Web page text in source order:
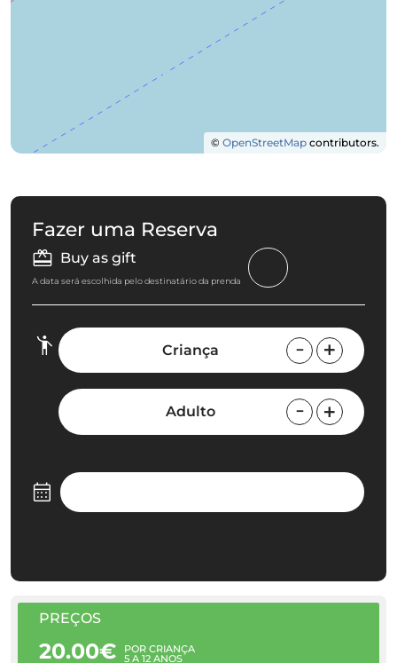
© OpenStreetMap contributors.
Fazer uma Reserva
Buy as gift
A data será escolhida pelo destinatário da prenda
Criança
Adulto
PREÇOS
20.00€ POR CRIANÇA
5 A 12 ANOS